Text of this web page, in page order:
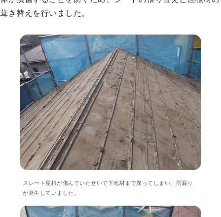
葺き替えを行いました。
スレート屋根が傷んでいたせいで下地材まで腐ってしまい、雨漏り
が発生していました。